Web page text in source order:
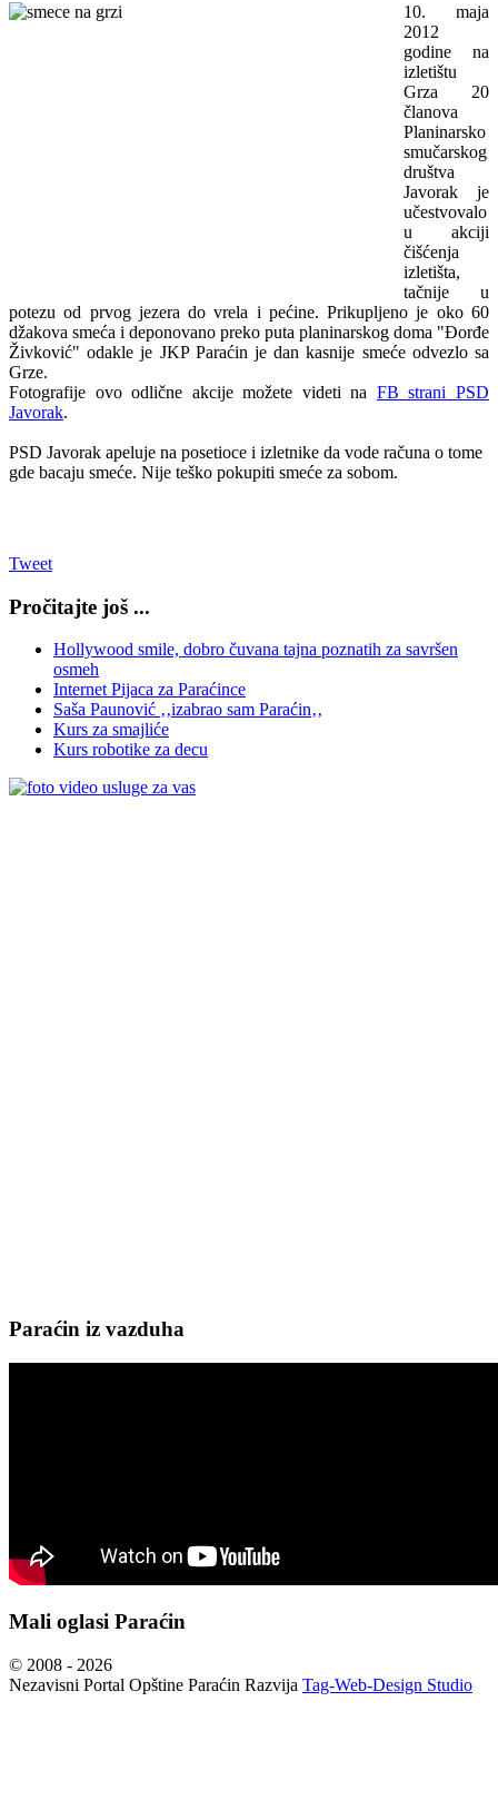
10. maja
2012
godine na
izletištu
Grza 20
članova
Planinarsko
smučarskog
društva
Javorak je
učestvovalo
u akciji
čišćenja
izletišta,
tačnije u
potezu od prvog jezera do vrela i pećine. Prikupljeno je oko 60
džakova smeća i deponovano preko puta planinarskog doma "Đorđe
Živković" odakle je JKP Paraćin je dan kasnije smeće odvezlo sa
Grze.
Fotografije ovo odlične akcije možete videti na FB strani PSD
Javorak.
PSD Javorak apeluje na posetioce i izletnike da vode računa o tome
gde bacaju smeće. Nije teško pokupiti smeće za sobom.
Tweet
Pročitajte još ...
Hollywood smile, dobro čuvana tajna poznatih za savršen
osmeh
Internet Pijaca za Paraćince
Saša Paunović ‚‚izabrao sam Paraćin‚‚
Kurs za smajliće
Kurs robotike za decu
Paraćin iz vazduha
Mali oglasi Paraćin
© 2008 - 2026
Nezavisni Portal Opštine Paraćin Razvija Tag-Web-Design Studio